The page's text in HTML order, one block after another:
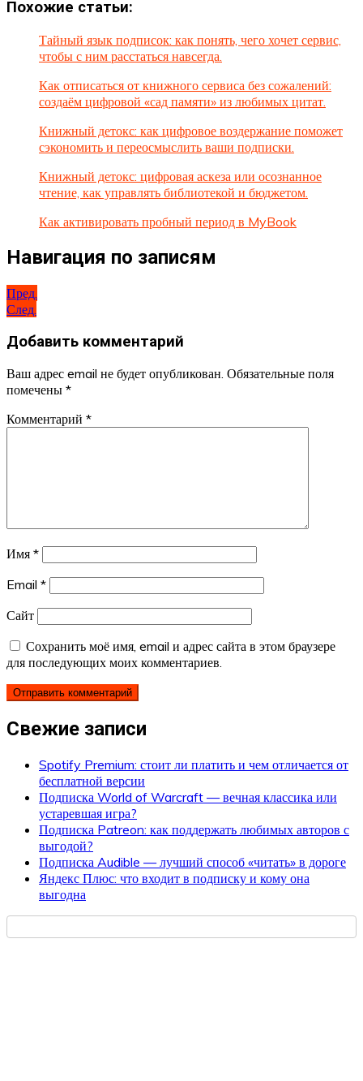
Похожие статьи:
Тайный язык подписок: как понять, чего хочет сервис,
чтобы с ним расстаться навсегда.
Как отписаться от книжного сервиса без сожалений:
создаём цифровой «сад памяти» из любимых цитат.
Книжный детокс: как цифровое воздержание поможет
сэкономить и переосмыслить ваши подписки.
Книжный детокс: цифровая аскеза или осознанное
чтение, как управлять библиотекой и бюджетом.
Как активировать пробный период в MyBook
Навигация по записям
Пред.
След.
Добавить комментарий
Ваш адрес email не будет опубликован. Обязательные поля
помечены *
Комментарий *
Имя *
Email *
Сайт
Сохранить моё имя, email и адрес сайта в этом браузере
для последующих моих комментариев.
Свежие записи
Spotify Premium: стоит ли платить и чем отличается от
бесплатной версии
Подписка World of Warcraft — вечная классика или
устаревшая игра?
Подписка Patreon: как поддержать любимых авторов с
выгодой?
Подписка Audible — лучший способ «читать» в дороге
Яндекс Плюс: что входит в подписку и кому она
выгодна